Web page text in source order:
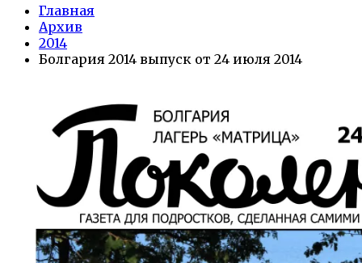
Главная
Архив
2014
Болгария 2014 выпуск от 24 июля 2014